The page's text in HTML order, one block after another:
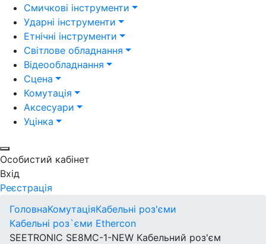
Смичкові інструменти
Ударні інструменти
Етнічні інструменти
Світлове обладнання
Відеообладнання
Сцена
Комутація
Аксесуари
Уцінка
Особистий кабінет
Вхід
Реєстрація
ГоловнаКомутаціяКабельні роз'єми
Кабельні роз`єми Ethercon
SEETRONIC SE8MC-1-NEW Кабельний роз'єм